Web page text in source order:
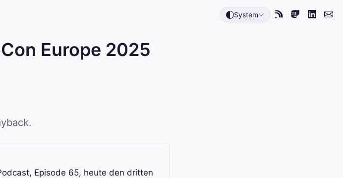
System
Europe 2025
Episode 65, heute den dritten